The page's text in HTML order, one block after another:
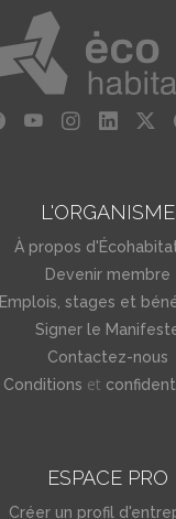
L'ORGANISME
À propos
Devenir membre
Emplois, stages et
Signer le
Contactez-nous
Conditions et
ESPACE PRO
Créer un profil